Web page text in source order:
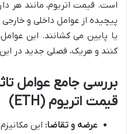
است. قیمت اتریوم، مانند هر
پیچیده از عوامل داخلی و
یا پایین می کشانند. این
کنند و هریک، فصلی جدید در
بررسی جامع عوامل
قیمت اتریوم (ETH)
عرضه و تقاضا: این